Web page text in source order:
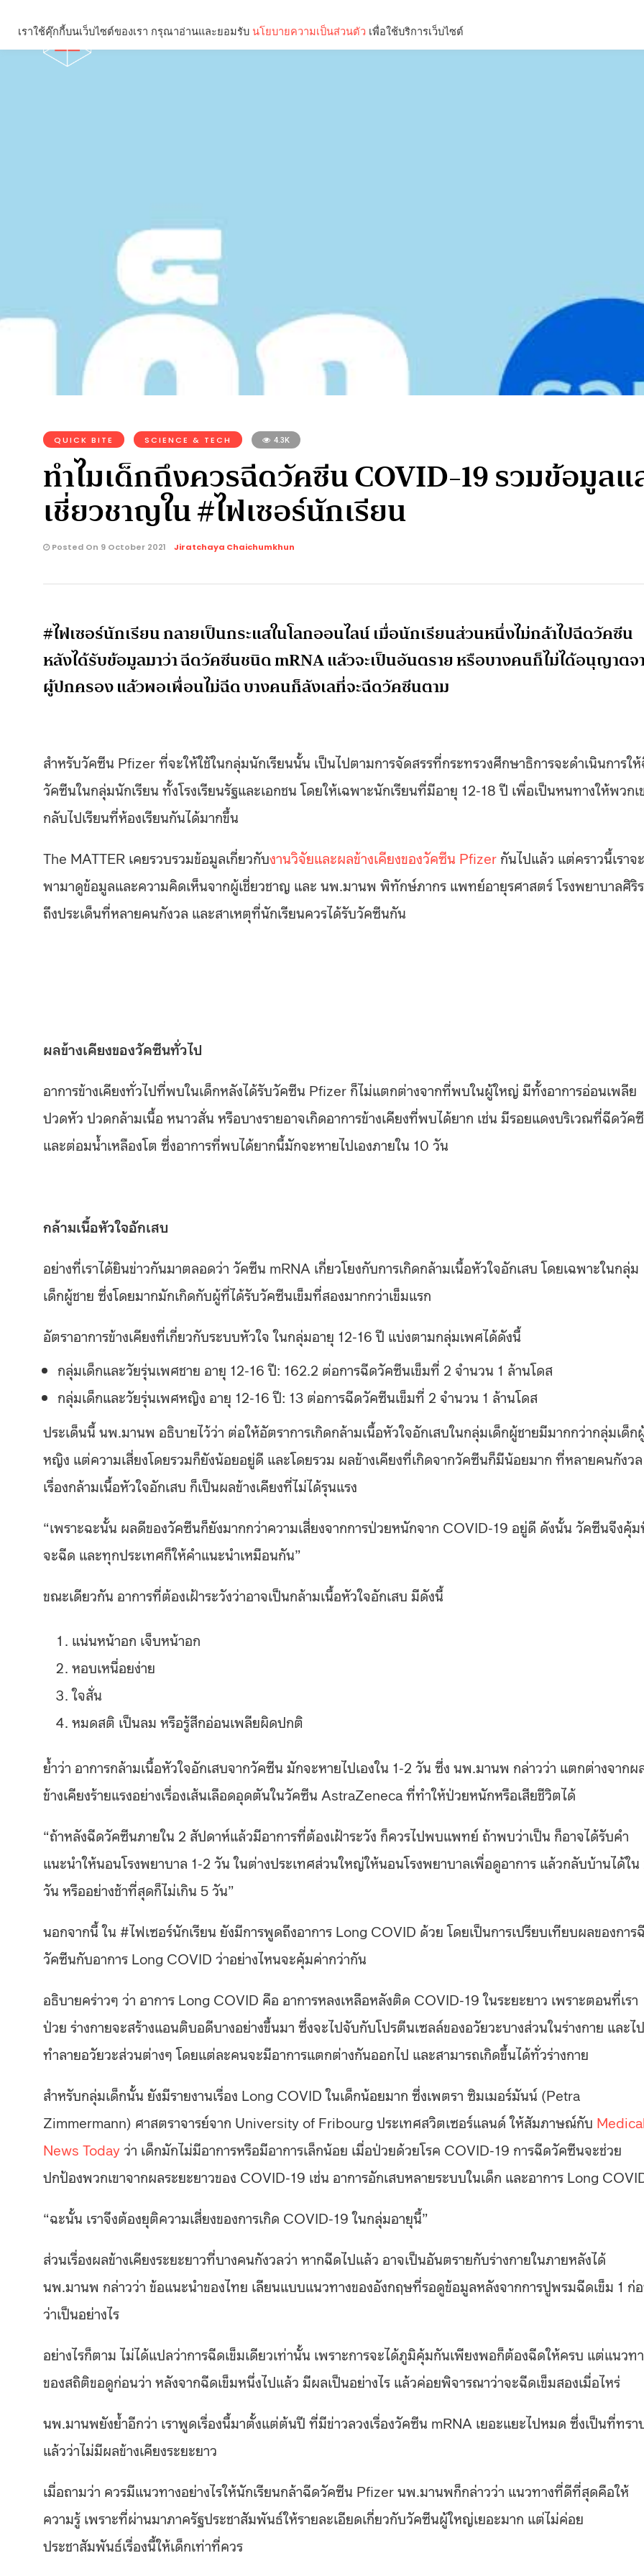
QUICK BITE SCIENCE & TECH 4.3K
ทำไมเด็กถึงควรฉีดวัคซีน COVID-19 รวมข้อมูลแ
เชี่ยวชาญใน #ไฟเซอร์นักเรียน
Posted On 9 October 2021 Jiratchaya Chaichumkhun
#ไฟเซอร์นักเรียน กลายเป็นกระแสในโลกออนไลน์ เมื่อนักเรียนส่วนหนึ่งไม่กล้าไปฉีดวัคซีน
หลังได้รับข้อมูลมาว่า ฉีดวัคซีนชนิด mRNA แล้วจะเป็นอันตราย หรือบางคนก็ไม่ได้อนุญาตจ
ผู้ปกครอง แล้วพอเพื่อนไม่ฉีด บางคนก็ลังเลที่จะฉีดวัคซีนตาม
สำหรับวัคซีน Pfizer ที่จะให้ใช้ในกลุ่มนักเรียนนั้น เป็นไปตามการจัดสรรที่กระทรวงศึกษาธิการจะดำเนินการใ
วัคซีนในกลุ่มนักเรียน ทั้งโรงเรียนรัฐและเอกชน โดยให้เฉพาะนักเรียนที่มีอายุ 12-18 ปี เพื่อเป็นหนทางให้พวกเ
กลับไปเรียนที่ห้องเรียนกันได้มากขึ้น
The MATTER เคยรวบรวมข้อมูลเกี่ยวกับงานวิจัยและผลข้างเคียงของวัคซีน Pfizerกันไปแล้ว แต่คราวนี้เราจะ
พามาดูข้อมูลและความคิดเห็นจากผู้เชี่ยวชาญ และ นพ.มานพ พิทักษ์ภากร แพทย์อายุรศาสตร์ โรงพยาบาลศิริ
ถึงประเด็นที่หลายคนกังวล และสาเหตุที่นักเรียนควรได้รับวัคซีนกัน
ผลข้างเคียงของวัคซีนทั่วไป
อาการข้างเคียงทั่วไปที่พบในเด็กหลังได้รับวัคซีน Pfizer ก็ไม่แตกต่างจากที่พบในผู้ใหญ่ มีทั้งอาการอ่อนเพลีย
ปวดหัว ปวดกล้ามเนื้อ หนาวสั่น หรือบางรายอาจเกิดอาการข้างเคียงที่พบได้ยาก เช่น มีรอยแดงบริเวณที่ฉีดวัค
และต่อมน้ำเหลืองโต ซึ่งอาการที่พบได้ยากนี้มักจะหายไปเองภายใน 10 วัน
กล้ามเนื้อหัวใจอักเสบ
อย่างที่เราได้ยินข่าวกันมาตลอดว่า วัคซีน mRNA เกี่ยวโยงกับการเกิดกล้ามเนื้อหัวใจอักเสบ โดยเฉพาะในกลุ่ม
เด็กผู้ชาย ซึ่งโดยมากมักเกิดกับผู้ที่ได้รับวัคซีนเข็มที่สองมากกว่าเข็มแรก
อัตราอาการข้างเคียงที่เกี่ยวกับระบบหัวใจ ในกลุ่มอายุ 12-16 ปี แบ่งตามกลุ่มเพศได้ดังนี้
กลุ่มเด็กและวัยรุ่นเพศชาย อายุ 12-16 ปี: 162.2 ต่อการฉีดวัคซีนเข็มที่ 2 จำนวน 1 ล้านโดส
กลุ่มเด็กและวัยรุ่นเพศหญิง อายุ 12-16 ปี: 13 ต่อการฉีดวัคซีนเข็มที่ 2 จำนวน 1 ล้านโดส
ประเด็นนี้ นพ.มานพ อธิบายไว้ว่า ต่อให้อัตราการเกิดกล้ามเนื้อหัวใจอักเสบในกลุ่มเด็กผู้ชายมีมากกว่ากลุ่มเด็ก
หญิง แต่ความเสี่ยงโดยรวมก็ยังน้อยอยู่ดี และโดยรวม ผลข้างเคียงที่เกิดจากวัคซีนก็มีน้อยมาก ที่หลายคนกังวล
เรื่องกล้ามเนื้อหัวใจอักเสบ ก็เป็นผลข้างเคียงที่ไม่ได้รุนแรง
“เพราะฉะนั้น ผลดีของวัคซีนก็ยังมากกว่าความเสี่ยงจากการป่วยหนักจาก COVID-19 อยู่ดี ดังนั้น วัคซีนจึงคุ้
จะฉีด และทุกประเทศก็ให้คำแนะนำเหมือนกัน”
ขณะเดียวกัน อาการที่ต้องเฝ้าระวังว่าอาจเป็นกล้ามเนื้อหัวใจอักเสบ มีดังนี้
แน่นหน้าอก เจ็บหน้าอก
หอบเหนื่อยง่าย
ใจสั่น
หมดสติ เป็นลม หรือรู้สึกอ่อนเพลียผิดปกติ
ย้ำว่า อาการกล้ามเนื้อหัวใจอักเสบจากวัคซีน มักจะหายไปเองใน 1-2 วัน ซึ่ง นพ.มานพ กล่าวว่า แตกต่างจากผ
ข้างเคียงร้ายแรงอย่างเรื่องเส้นเลือดอุดตันในวัคซีน AstraZeneca ที่ทำให้ป่วยหนักหรือเสียชีวิตได้
“ถ้าหลังฉีดวัคซีนภายใน 2 สัปดาห์แล้วมีอาการที่ต้องเฝ้าระวัง ก็ควรไปพบแพทย์ ถ้าพบว่าเป็น ก็อาจได้รับคำ
แนะนำให้นอนโรงพยาบาล 1-2 วัน ในต่างประเทศส่วนใหญ่ให้นอนโรงพยาบาลเพื่อดูอาการ แล้วกลับบ้านได้ใน
วัน หรืออย่างช้าที่สุดก็ไม่เกิน 5 วัน”
นอกจากนี้ ใน #ไฟเซอร์นักเรียน ยังมีการพูดถึงอาการ Long COVID ด้วย โดยเป็นการเปรียบเทียบผลของการ
วัคซีนกับอาการ Long COVID ว่าอย่างไหนจะคุ้มค่ากว่ากัน
อธิบายคร่าวๆ ว่า อาการ Long COVID คือ อาการหลงเหลือหลังติด COVID-19 ในระยะยาว เพราะตอนที่เรา
ป่วย ร่างกายจะสร้างแอนติบอดีบางอย่างขึ้นมา ซึ่งจะไปจับกับโปรตีนเซลล์ของอวัยวะบางส่วนในร่างกาย และไป
ทำลายอวัยวะส่วนต่างๆ โดยแต่ละคนจะมีอาการแตกต่างกันออกไป และสามารถเกิดขึ้นได้ทั่วร่างกาย
สำหรับกลุ่มเด็กนั้น ยังมีรายงานเรื่อง Long COVID ในเด็กน้อยมาก ซึ่งเพตรา ซิมเมอร์มันน์ (Petra
Zimmermann) ศาสตราจารย์จาก University of Fribourg ประเทศสวิตเซอร์แลนด์ ให้สัมภาษณ์กับ Medical
News Todayว่า เด็กมักไม่มีอาการหรือมีอาการเล็กน้อย เมื่อป่วยด้วยโรค COVID-19 การฉีดวัคซีนจะช่วย
ปกป้องพวกเขาจากผลระยะยาวของ COVID-19 เช่น อาการอักเสบหลายระบบในเด็ก และอาการ Long
“ฉะนั้น เราจึงต้องยุติความเสี่ยงของการเกิด COVID-19 ในกลุ่มอายุนี้”
ส่วนเรื่องผลข้างเคียงระยะยาวที่บางคนกังวลว่า หากฉีดไปแล้ว อาจเป็นอันตรายกับร่างกายในภายหลังได้
นพ.มานพ กล่าวว่า ข้อแนะนำของไทย เลียนแบบแนวทางของอังกฤษที่รอดูข้อมูลหลังจากการปูพรมฉีดเข็ม 1 ก่
ว่าเป็นอย่างไร
อย่างไรก็ตาม ไม่ได้แปลว่าการฉีดเข็มเดียวเท่านั้น เพราะการจะได้ภูมิคุ้มกันเพียงพอก็ต้องฉีดให้ครบ แต่แนวท
ของสถิติขอดูก่อนว่า หลังจากฉีดเข็มหนึ่งไปแล้ว มีผลเป็นอย่างไร แล้วค่อยพิจารณาว่าจะฉีดเข็มสองเมื่อไหร่
นพ.มานพยังย้ำอีกว่า เราพูดเรื่องนี้มาตั้งแต่ต้นปี ที่มีข่าวลวงเรื่องวัคซีน mRNA เยอะแยะไปหมด ซึ่งเป็นที่ทรา
แล้วว่าไม่มีผลข้างเคียงระยะยาว
เมื่อถามว่า ควรมีแนวทางอย่างไรให้นักเรียนกล้าฉีดวัคซีน Pfizer นพ.มานพก็กล่าวว่า แนวทางที่ดีที่สุดคือให้
ความรู้ เพราะที่ผ่านมาภาครัฐประชาสัมพันธ์ให้รายละเอียดเกี่ยวกับวัคซีนผู้ใหญ่เยอะมาก แต่ไม่ค่อย
ประชาสัมพันธ์เรื่องนี้ให้เด็กเท่าที่ควร
เราใช้คุ๊กกี้บนเว็บไซต์ของเรา กรุณาอ่านและยอมรับ นโยบายความเป็นส่วนตัว เพื่อใช้บริการเว็บไซต์